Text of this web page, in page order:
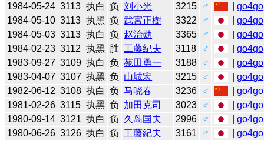
1984-05-24 3113 执白 负 刘小光 3215 ♂ |go4go
1984-05-10 3113 执黑 负 武宮正樹 3322 ♂ |go4go
1984-05-03 3113 执白 负 赵治勋 3365 ♂ |go4go
1984-02-23 3112 执黑 胜 工藤紀夫 3118 ♂ |go4go
1983-09-27 3109 执白 负 苑田勇一 3188 ♂ |go4go
1983-04-07 3107 执黑 负 山城宏 3215 ♂ |go4go
1982-06-12 3108 执白 负 马晓春 3236 ♂ |go4go
1981-02-26 3115 执黑 负 加田克司 3023 ♂ |go4go
1980-09-14 3121 执白 负 久岛国夫 2996 ♂ |go4go
1980-06-26 3126 执白 负 工藤紀夫 3161 ♂ |go4go